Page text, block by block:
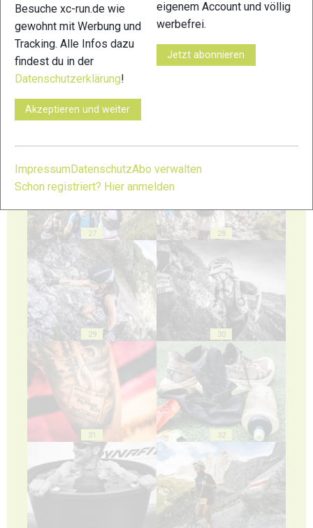
23
27 28
29 30
31 32
Besuche xc-run.de wie
gewohnt mit Werbung und
Tracking. Alle Infos dazu
findest du in der
Datenschutzerklärung!
Akzeptieren und weiter
eigenem Account und völlig
werbefrei.
Jetzt abonnieren
ImpressumDatenschutzAbo verwalten
Schon registriert? Hier anmelden